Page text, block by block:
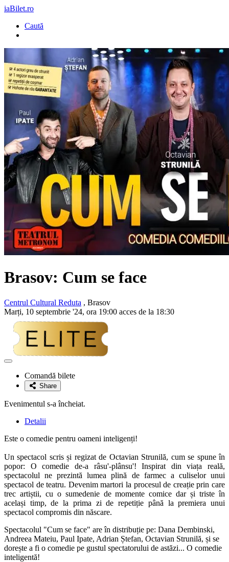
iaBilet.ro
Caută
Brasov: Cum se face
Centrul Cultural Reduta , Brasov
Marți, 10 septembrie '24, ora 19:00 acces de la 18:30
Adaugă
favoriteComandă bilete
Share
Evenimentul s-a încheiat.
Detalii
Este o comedie pentru oameni inteligenți!
Un spectacol scris și regizat de Octavian Strunilă, cum se spune în
popor: O comedie de-a râsu'-plânsu'! Inspirat din viața reală,
spectacolul ne prezintă lumea plină de farmec a culiselor unui
spectacol de teatru. Devenim martori la procesul de creație prin care
trec artiștii, cu o sumedenie de momente comice dar și triste în
același timp, de la prima zi de repetiție până la premiera unui
spectacol compromis din născare.
Spectacolul "Cum se face" are în distribuție pe: Dana Dembinski,
Andreea Mateiu, Paul Ipate, Adrian Ștefan, Octavian Strunilă, și se
dorește a fi o comedie pe gustul spectatorului de astăzi... O comedie
inteligentă!